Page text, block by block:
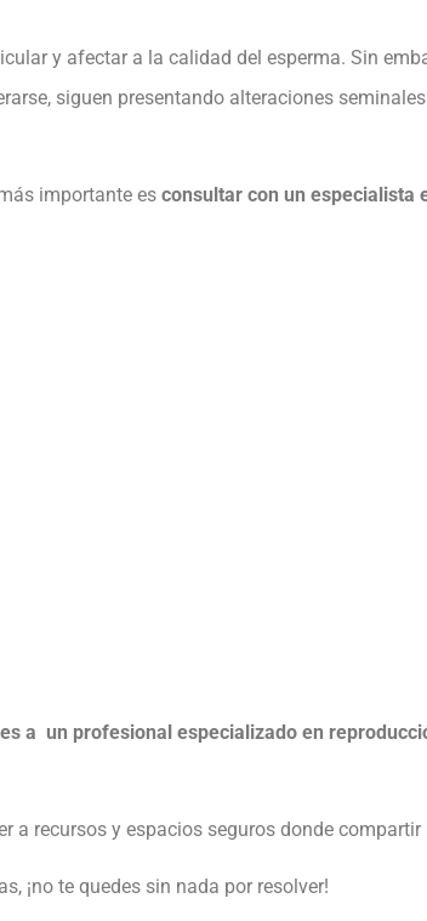
y afectar a la calidad del esperma. Sin
siguen presentando alteraciones
importante es consultar con un especialista
a un profesional especializado en
a recursos y espacios seguros donde
¡no te quedes sin nada por resolver!